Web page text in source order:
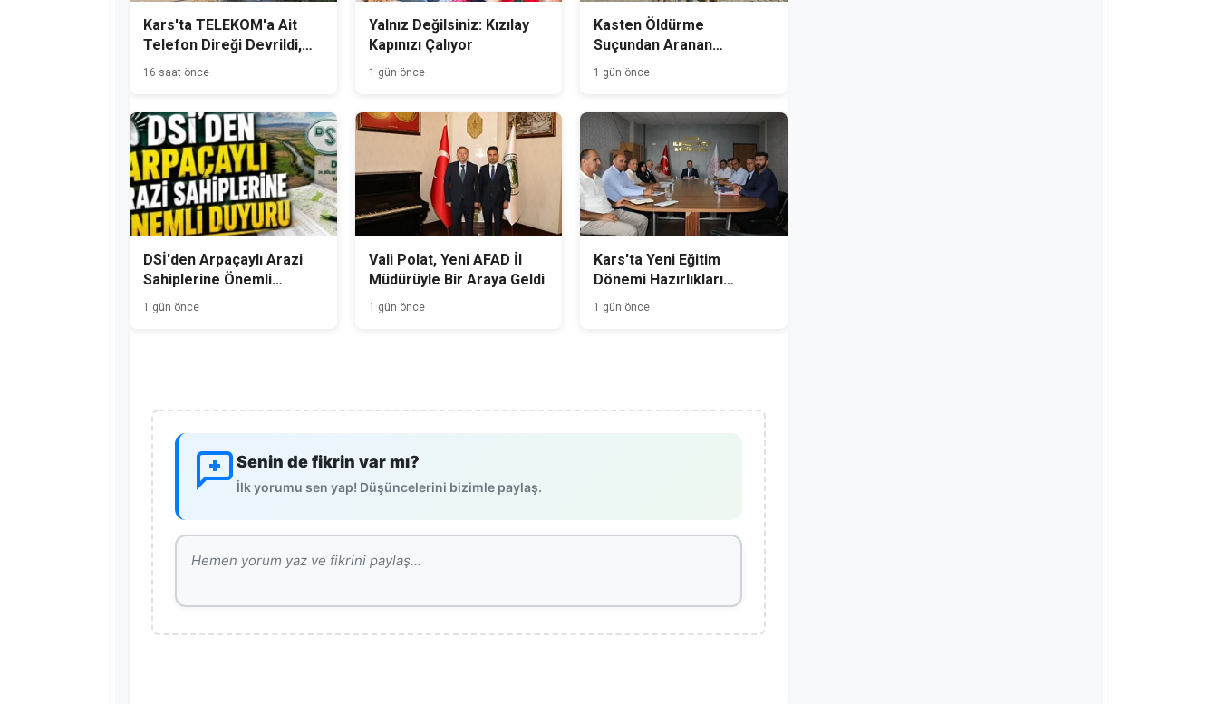
Kars'ta TELEKOM'a Ait
Telefon Direği Devrildi,
Mahalle Sakinleri Önlem
16 saat önce
Yalnız Değilsiniz: Kızılay
Kapınızı Çalıyor
1 gün önce
Kasten Öldürme
Suçundan Aranan
Hükümlü Kağızman'da
Yakalandı
1 gün önce
DSİ'den Arpaçaylı Arazi
Sahiplerine Önemli
Duyuru
1 gün önce
Vali Polat, Yeni AFAD İl
Müdürüyle Bir Araya Geldi
1 gün önce
Kars'ta Yeni Eğitim
Dönemi Hazırlıkları
Başladı
1 gün önce
Senin de fikrin var mı?
İlk yorumu sen yap! Düşüncelerini bizimle paylaş.